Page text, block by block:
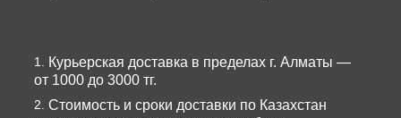
Курьерская доставка в пределах г. Алматы —
от 1000 до 3000 тг.
Стоимость и сроки доставки по Казахстан